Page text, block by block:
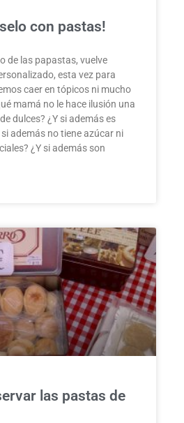
con pastas!
de las papastas, vuelve
esta vez para
caer en tópicos ni mucho
mamá no le hace ilusión una
dulces? ¿Y si además es
además no tiene azúcar ni
¿Y si además son
las pastas de